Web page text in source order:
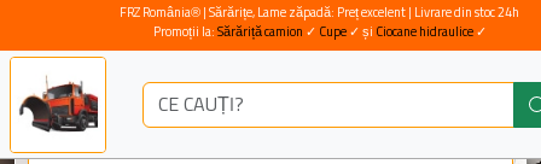
FRZ România® | Sărărițe, Lame zăpadă: Preț excelent | Livrare din stoc 24h
Promoții la: Sărăriță camion ✓ Cupe ✓ și Ciocane hidraulice✓